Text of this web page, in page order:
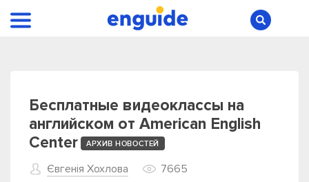
Бесплатные видеоклассы на
английском от American English
Center
АРХИВ НОВОСТЕЙ
Євгенія Хохлова 7665